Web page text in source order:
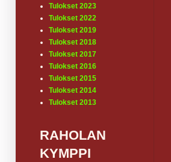
Tulokset 2023
Tulokset 2022
Tulokset 2019
Tulokset 2018
Tulokset 2017
Tulokset 2016
Tulokset 2015
Tulokset 2014
Tulokset 2013
RAHOLAN
KYMPPI